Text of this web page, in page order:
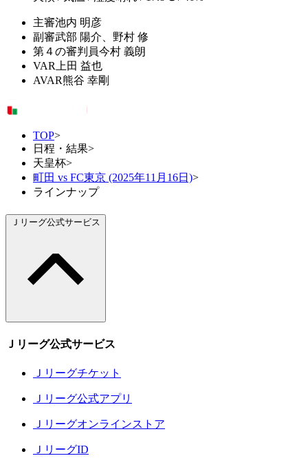
主審池内 明彦
副審武部 陽介、野村 修
第４の審判員今村 義朗
VAR 上田 益也
AVAR熊谷 幸剛
TOP>
日程・結果>
天皇杯>
町田 vs FC東京 (2025年11月16日)>
ラインナップ
Ｊリーグ公式サービス
Ｊリーグ公式サービス
Ｊリーグチケット
Ｊリーグ公式アプリ
Ｊリーグオンラインストア
ＪリーグID